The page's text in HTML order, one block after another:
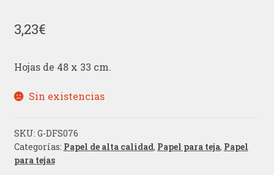
3,23€
Hojas de 48 x 33 cm.
Sin existencias
SKU: G-DFS076
Categorías: Papel de alta calidad, Papel para teja, Papel
para tejas